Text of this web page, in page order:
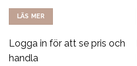
LÄS MER
Logga in för att se pris och
handla